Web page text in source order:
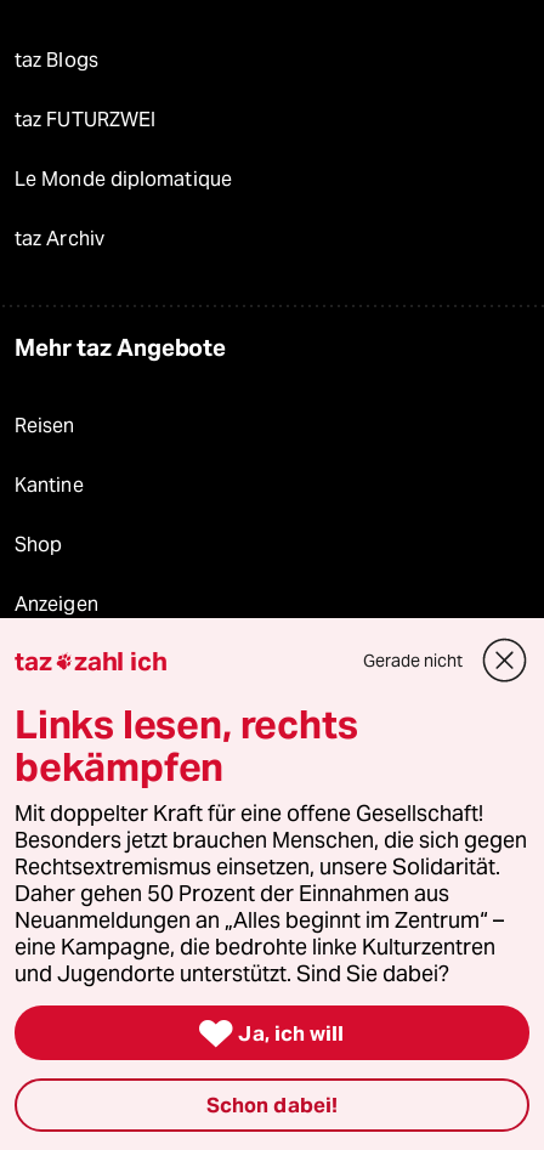
taz Blogs
taz FUTURZWEI
Le Monde diplomatique
taz Archiv
Mehr taz Angebote
Reisen
Kantine
Shop
Anzeigen
Fragen & Hilfe
Feedback
Aboservice
ePaper Login
Downloads für Abonnierende
© 2026 taz Verlags und Vertriebs GmbH
Alle Rechte vorbehalten. Bei rechtlichen Fragen oder für Genehmigungen
wenden Sie sich bitte an
lizenzen@taz.de
taz zahl ich Gerade nicht
Links lesen, rechts
bekämpfen
Mit doppelter Kraft für eine offene Gesellschaft!
Besonders jetzt brauchen Menschen, die sich gegen
Rechtsextremismus einsetzen, unsere Solidarität.
Daher gehen 50 Prozent der Einnahmen aus
Neuanmeldungen an „Alles beginnt im Zentrum“ –
eine Kampagne, die bedrohte linke Kulturzentren
und Jugendorte unterstützt. Sind Sie dabei?
 Ja, ich will
Schon dabei!